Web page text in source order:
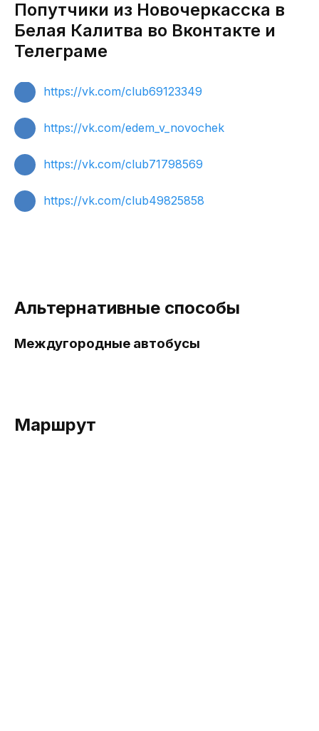
Попутчики из Новочеркасска в
Белая Калитва во Вконтакте и
Телеграме
https://vk.com/club69123349
https://vk.com/edem_v_novochek
https://vk.com/club71798569
https://vk.com/club49825858
Альтернативные способы
Междугородные автобусы
Маршрут